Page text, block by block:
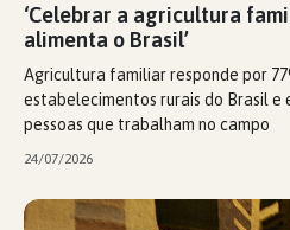
‘Celebrar a agricultura
alimenta o Brasil’
Agricultura familiar responde por
estabelecimentos rurais do Brasil e
pessoas que trabalham no campo
24/07/2026